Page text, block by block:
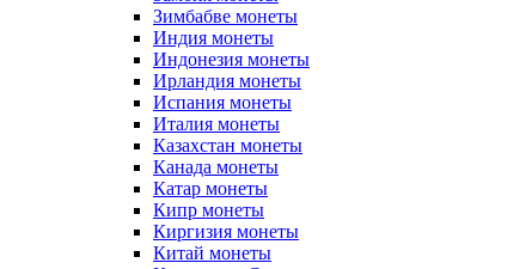
Зимбабве монеты
Индия монеты
Индонезия монеты
Ирландия монеты
Испания монеты
Италия монеты
Казахстан монеты
Канада монеты
Катар монеты
Кипр монеты
Киргизия монеты
Китай монеты